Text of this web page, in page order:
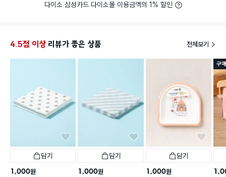
다이소 삼성카드 다이소몰 이용금액의 1% 할인
4.5점 이상 리뷰가 좋은 상품 전체보기
담기
1,000원
담기
1,000원
담기
1,000원
구